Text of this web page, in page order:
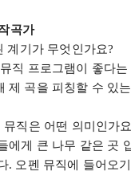
곡가
계기가 무엇인가요?
직 프로그램이 좋다
제 곡을 피칭할 수 있
직은 어떤 의미인가요
에게 큰 나무 같은 곳
. 오펜 뮤직에 들어오